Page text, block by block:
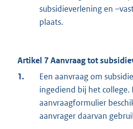
subsidieverlening en
plaats.
Artikel 7 Aanvraag tot
1.
Een aanvraag om
ingediend bij het college.
aanvraagformulier
aanvrager daarvan